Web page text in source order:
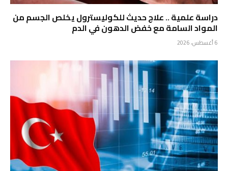
دراسة علمية .. علاج حديث للكوليسترول يخلص الجسم من
المواد السامة مع خفض الدهون في الدم
6 أغسطس، 2026